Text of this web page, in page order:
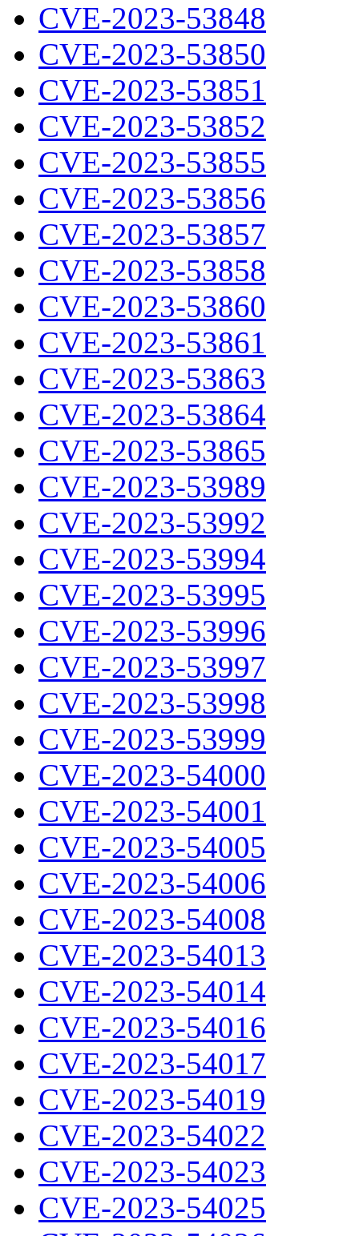
CVE-2023-53848
CVE-2023-53850
CVE-2023-53851
CVE-2023-53852
CVE-2023-53855
CVE-2023-53856
CVE-2023-53857
CVE-2023-53858
CVE-2023-53860
CVE-2023-53861
CVE-2023-53863
CVE-2023-53864
CVE-2023-53865
CVE-2023-53989
CVE-2023-53992
CVE-2023-53994
CVE-2023-53995
CVE-2023-53996
CVE-2023-53997
CVE-2023-53998
CVE-2023-53999
CVE-2023-54000
CVE-2023-54001
CVE-2023-54005
CVE-2023-54006
CVE-2023-54008
CVE-2023-54013
CVE-2023-54014
CVE-2023-54016
CVE-2023-54017
CVE-2023-54019
CVE-2023-54022
CVE-2023-54023
CVE-2023-54025